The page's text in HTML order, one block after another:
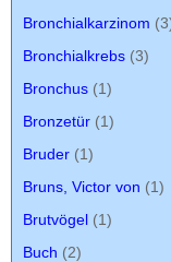
Bronchialkarzinom
Bronchialkrebs (3)
Bronchus (1)
Bronzetür (1)
Bruder (1)
Bruns, Victor von (1)
Brutvögel (1)
Buch (2)